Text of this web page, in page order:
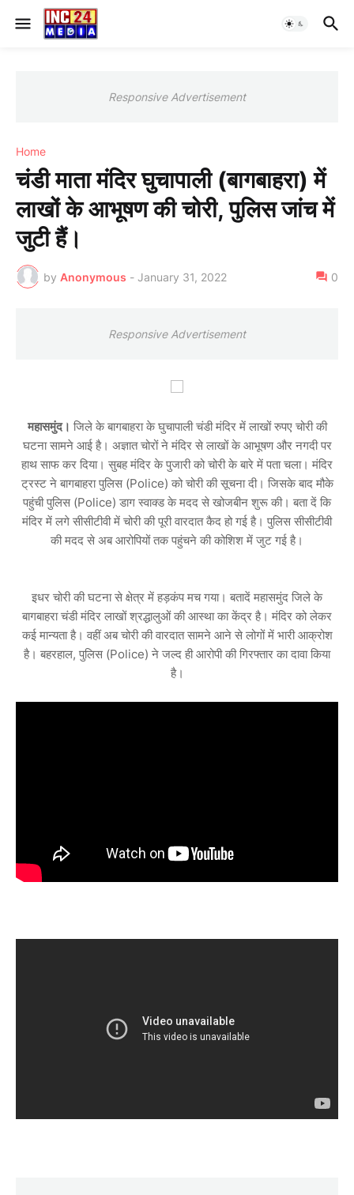
Responsive Advertisement
Home
चंडी माता मंदिर घुचापाली (बागबाहरा) में
लाखों के आभूषण की चोरी, पुलिस जांच में
जुटी हैं।
by Anonymous - January 31, 2022 0
Responsive Advertisement
महासमुंद। जिले के बागबाहरा के घुचापाली चंडी मंदिर में लाखों रुपए चोरी की
घटना सामने आई है। अज्ञात चोरों ने मंदिर से लाखों के आभूषण और नगदी पर
हाथ साफ कर दिया। सुबह मंदिर के पुजारी को चोरी के बारे में पता चला। मंदिर
ट्रस्ट ने बागबाहरा पुलिस (Police) को चोरी की सूचना दी। जिसके बाद मौके
पहुंची पुलिस (Police) डाग स्वाक्ड के मदद से खोजबीन शुरू की। बता दें कि
मंदिर में लगे सीसीटीवी में चोरी की पूरी वारदात कैद हो गई है। पुलिस सीसीटीवी
की मदद से अब आरोपियों तक पहुंचने की कोशिश में जुट गई है।
इधर चोरी की घटना से क्षेत्र में हड़कंप मच गया। बतादें महासमुंद जिले के
बागबाहरा चंडी मंदिर लाखों श्रद्धालुओं की आस्था का केंद्र है। मंदिर को लेकर
कई मान्यता है। वहीं अब चोरी की वारदात सामने आने से लोगों में भारी आक्रोश
है। बहरहाल, पुलिस (Police) ने जल्द ही आरोपी की गिरफ्तार का दावा किया
है।